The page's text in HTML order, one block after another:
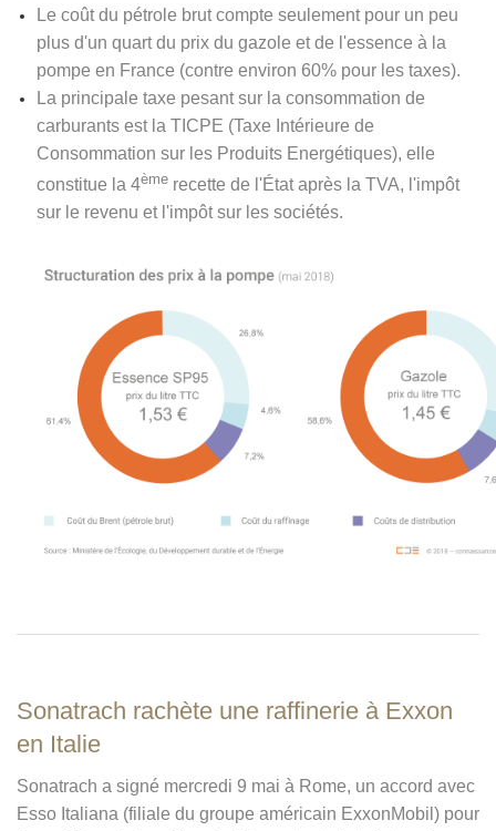
Le coût du pétrole brut compte seulement pour un peu
plus d'un quart du prix du gazole et de l'essence à la
pompe en France (contre environ 60% pour les taxes).
La principale taxe pesant sur la consommation de
carburants est la TICPE (Taxe Intérieure de
Consommation sur les Produits Energétiques), elle
constitue la 4èmerecette de l'État après la TVA, l'impôt
sur le revenu et l'impôt sur les sociétés.
Sonatrach rachète une raffinerie à Exxon
en Italie
Sonatrach a signé mercredi 9 mai à Rome, un accord avec
Esso Italiana (filiale du groupe américain ExxonMobil) pour